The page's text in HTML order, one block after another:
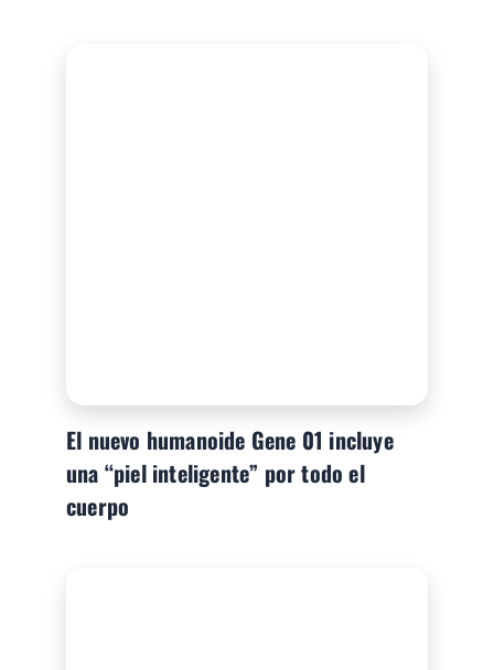
El nuevo humanoide Gene 01 incluye
una “piel inteligente” por todo el
cuerpo